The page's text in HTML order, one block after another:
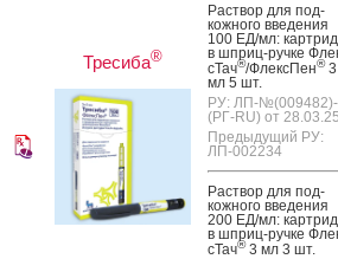
Тресиба®
Рас­твор для под­
кожно­го вве­дения
100 ЕД/мл:
в шприц-руч­ке
сТач®/Флек­сПен®3
мл 5 шт.
РУ: ЛП-№(009482)-
(РГ-RU) от 28.03.25
Предыдущий РУ:
ЛП-002234
Рас­твор для под­
кожно­го вве­дения
200 ЕД/мл:
в шприц-руч­ке
сТач®3 мл 3 шт.